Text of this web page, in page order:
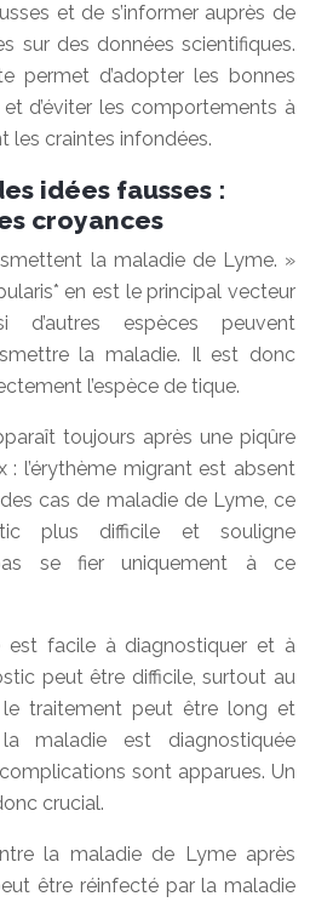
et de s’informer auprès de
sur des données scientifiques.
permet d’adopter les bonnes
d’éviter les comportements à
les craintes infondées.
idées fausses :
croyances
la maladie de Lyme. »
en est le principal vecteur
espèces peuvent
la maladie. Il est donc
l’espèce de tique.
toujours après une piqûre
: l’érythème migrant est absent
cas de maladie de Lyme, ce
plus difficile et souligne
se fier uniquement à ce
facile à diagnostiquer et à
peut être difficile, surtout au
le traitement peut être long et
maladie est diagnostiquée
sont apparues. Un
crucial.
la maladie de Lyme après
être réinfecté par la maladie